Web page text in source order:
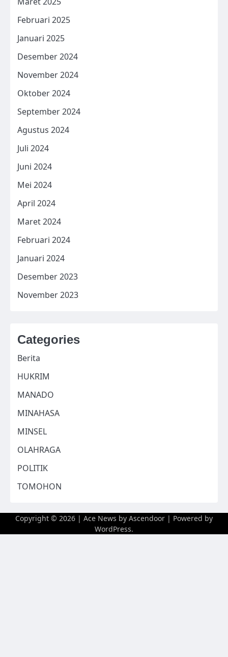
Februari 2025
Januari 2025
Desember 2024
November 2024
Oktober 2024
September 2024
Agustus 2024
Juli 2024
Juni 2024
Mei 2024
April 2024
Maret 2024
Februari 2024
Januari 2024
Desember 2023
November 2023
Categories
Berita
HUKRIM
MANADO
MINAHASA
MINSEL
OLAHRAGA
POLITIK
TOMOHON
Copyright © 2026 | Ace News by Ascendoor | Powered by
WordPress.